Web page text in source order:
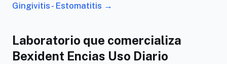
Gingivitis - Estomatitis →
Laboratorio que comercializa
Bexident Encias Uso Diario